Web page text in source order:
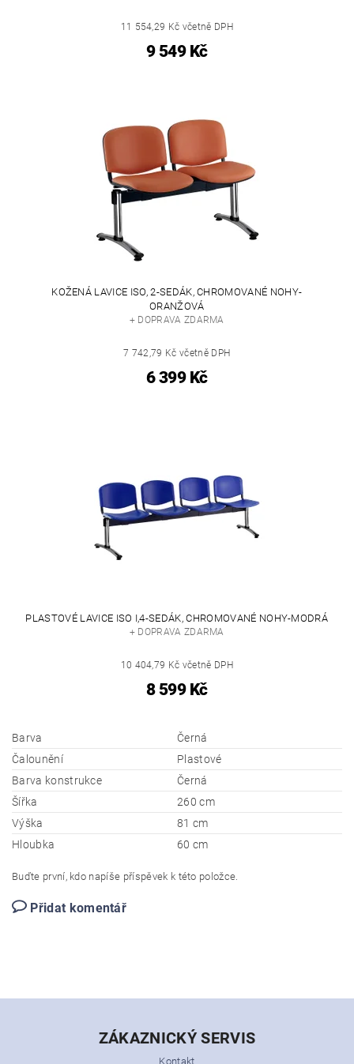
11 554,29 Kč včetně DPH
9 549 Kč
KOŽENÁ LAVICE ISO, 2-SEDÁK, CHROMOVANÉ NOHY-
ORANŽOVÁ
+ DOPRAVA ZDARMA
7 742,79 Kč včetně DPH
6 399 Kč
PLASTOVÉ LAVICE ISO I,4-SEDÁK, CHROMOVANÉ NOHY-MODRÁ
+ DOPRAVA ZDARMA
10 404,79 Kč včetně DPH
8 599 Kč
Barva
Černá
Čalounění
Plastové
Barva konstrukce
Černá
Šířka
260 cm
Výška
81 cm
Hloubka
60 cm
Buďte první, kdo napíše příspěvek k této položce.
Přidat komentář
ZÁKAZNICKÝ SERVIS
Kontakt